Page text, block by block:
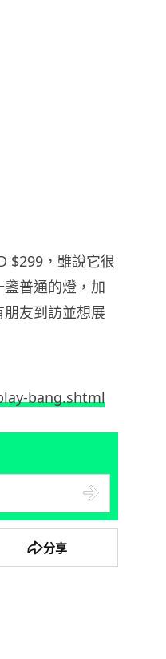
$299，雖說它很
普通的燈，加
友到訪並想展
bang.shtml
分享